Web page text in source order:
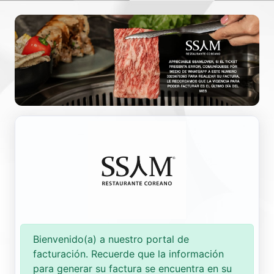
Bienvenido(a) a nuestro portal de
facturación. Recuerde que la información
para generar su factura se encuentra en su
Consultar
Nueva Factura